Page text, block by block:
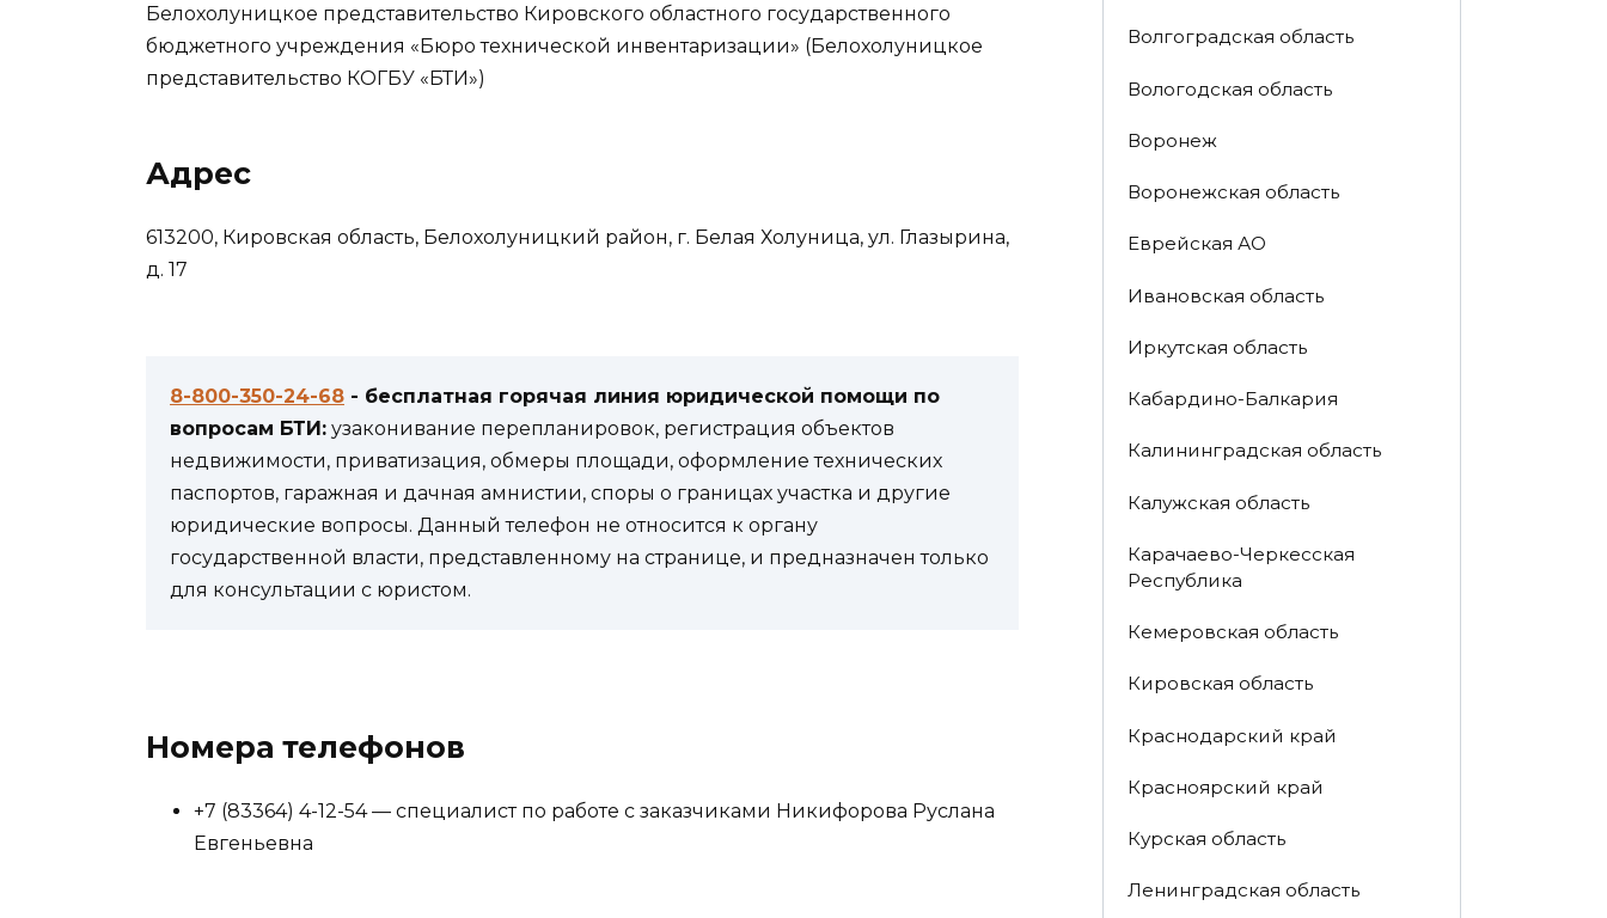
Белохолуницкое представительство Кировского областного государственного
бюджетного учреждения «Бюро технической инвентаризации» (Белохолуницкое
представительство КОГБУ «БТИ»)
Адрес
613200, Кировская область, Белохолуницкий район, г. Белая Холуница, ул. Глазырина,
д. 17
8-800-350-24-68 - бесплатная горячая линия юридической помощи по
вопросам БТИ: узаконивание перепланировок, регистрация объектов
недвижимости, приватизация, обмеры площади, оформление технических
паспортов, гаражная и дачная амнистии, споры о границах участка и другие
юридические вопросы. Данный телефон не относится к органу
государственной власти, представленному на странице, и предназначен только
для консультации с юристом.
Номера телефонов
+7 (83364) 4-12-54 — специалист по работе с заказчиками Никифорова Руслана
Евгеньевна
Волгоградская область
Вологодская область
Воронеж
Воронежская область
Еврейская АО
Ивановская область
Иркутская область
Кабардино-Балкария
Калининградская область
Калужская область
Карачаево-Черкесская
Республика
Кемеровская область
Кировская область
Краснодарский край
Красноярский край
Курская область
Ленинградская область